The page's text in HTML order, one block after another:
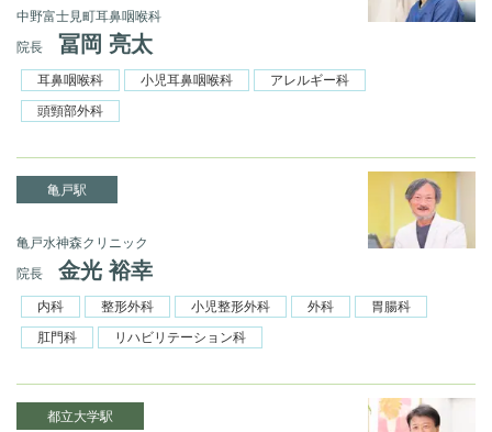
中野富士見町耳鼻咽喉科
院長
冨岡 亮太
耳鼻咽喉科 小児耳鼻咽喉科
アレルギー科
頭頸部外科
亀戸駅
亀戸水神森クリニック
院長
金光 裕幸
内科 整形外科 小児整形外科 外科
胃腸科
肛門科
リハビリテーション科
都立大学駅